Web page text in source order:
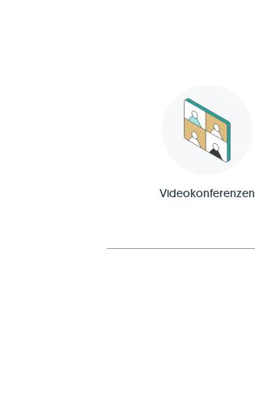
Videokonferenzen